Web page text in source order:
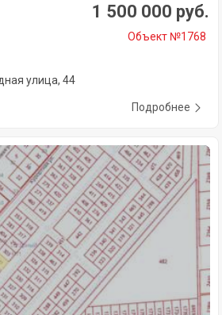
1 500 000 руб.
Объект №1768
улица, 44
Подробнее